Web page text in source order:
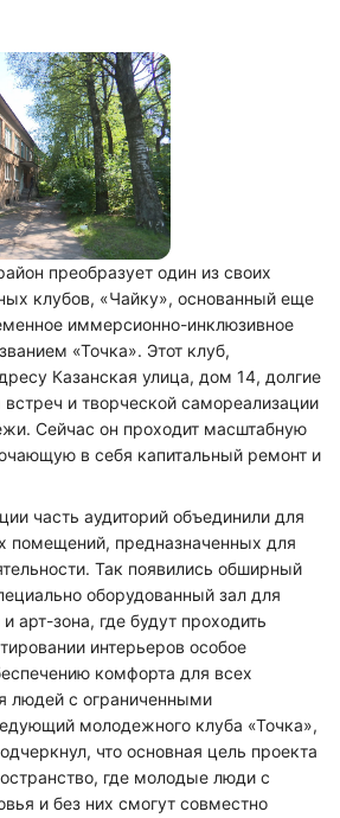
преобразует один из своих
клубов, «Чайку», основанный еще
иммерсионно-инклюзивное
«Точка». Этот клуб,
Казанская улица, дом 14, долгие
и творческой самореализации
Сейчас он проходит масштабную
в себя капитальный ремонт и
часть аудиторий объединили для
помещений, предназначенных для
Так появились обширный
оборудованный зал для
арт-зона, где будут проходить
интерьеров особое
комфорта для всех
людей с ограниченными
молодежного клуба «Точка»,
что основная цель проекта
где молодые люди с
и без них смогут совместно